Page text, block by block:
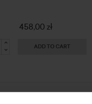
458,00 zł
ADD TO CART